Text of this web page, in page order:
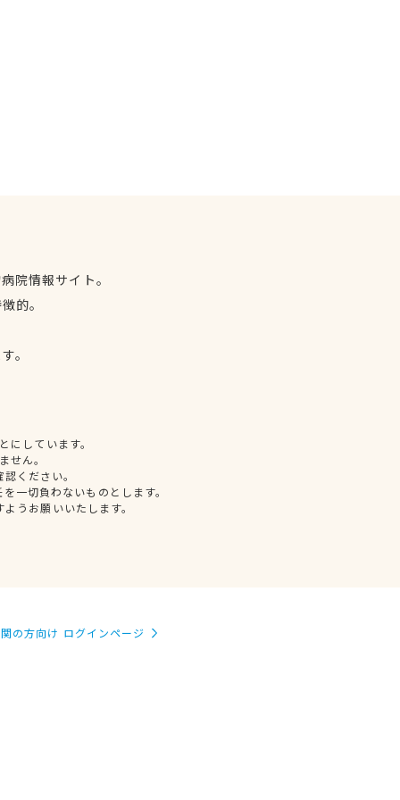
院情報サイト。
的。
。
しています。
せん。
ください。
一切負わないものとします。
うお願いいたします。
の方向け ログインページ